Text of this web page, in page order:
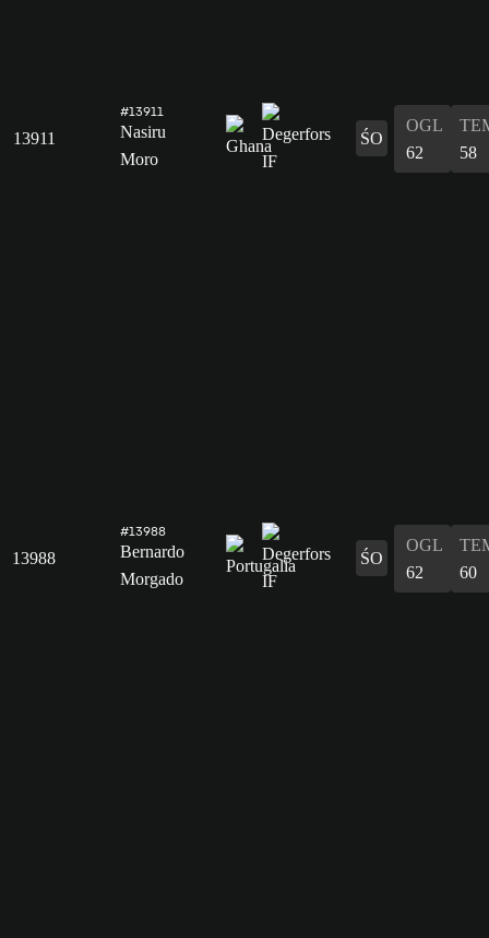
13911
#13911
Nasiru
Moro
ŚO
OGL
62
58
13988
#13988
Bernardo
Morgado
ŚO
OGL
62
60